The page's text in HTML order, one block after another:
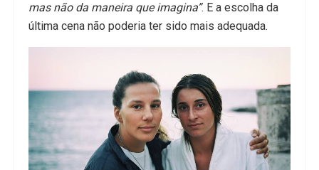
mas não da maneira que imagina”. E a escolha da
última cena não poderia ter sido mais adequada.